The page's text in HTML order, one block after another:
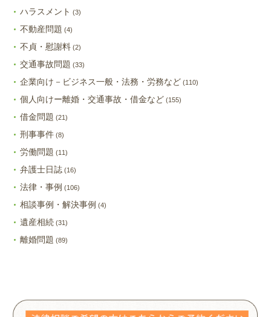
ハラスメント (3)
不動産問題 (4)
不貞・慰謝料(2)
交通事故問題 (33)
企業向け－ビジネス一般・法務・労務など (110)
個人向けー離婚・交通事故・借金など (155)
借金問題 (21)
刑事事件(8)
労働問題 (11)
弁護士日誌(16)
法律・事例 (106)
相談事例・解決事例 (4)
遺産相続(31)
離婚問題 (89)